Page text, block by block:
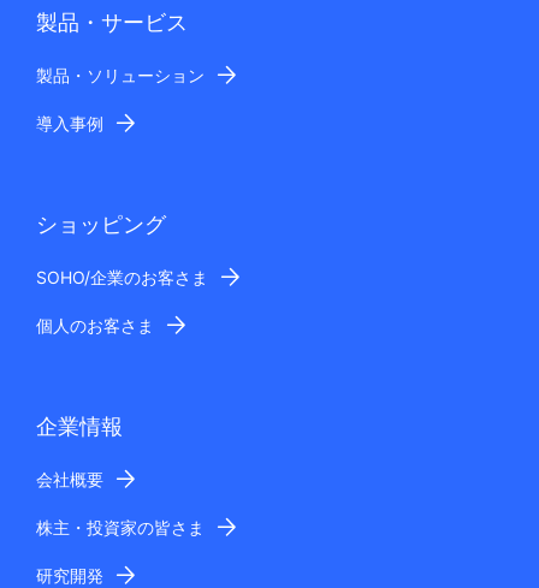
製品・サービス
製品・ソリューション
導入事例
ショッピング
SOHO/企業のお客さま
個人のお客さま
企業情報
会社概要
株主・投資家の皆さま
研究開発